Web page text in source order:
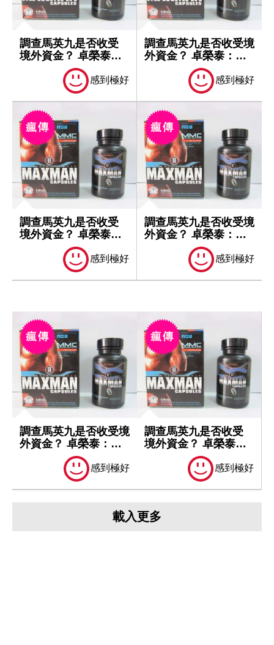
調查馬英九是否收受
境外資金？ 卓榮泰：
一切依法處理
感到極好
調查馬英九是否收受境
外資金？ 卓榮泰：一
切依法處理
感到極好
調查馬英九是否收受
境外資金？ 卓榮泰：
一切依法處理
感到極好
調查馬英九是否收受境
外資金？ 卓榮泰：一
切依法處理
感到極好
調查馬英九是否收受境
外資金？ 卓榮泰：一
切依法處理
感到極好
調查馬英九是否收受
境外資金？ 卓榮泰：
一切依法處理
感到極好
載入更多